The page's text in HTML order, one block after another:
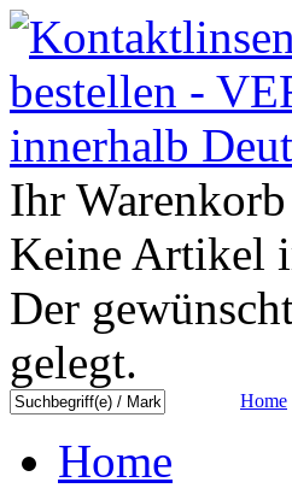
Ihr Warenkorb
Keine Artikel
Der
gelegt.
Home
Home